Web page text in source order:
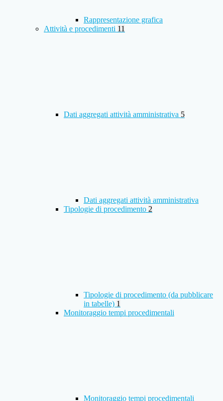
Rappresentazione grafica
Attività e procedimenti 11
Dati aggregati attività amministrativa 5
Dati aggregati attività amministrativa
Tipologie di procedimento 2
Tipologie di procedimento (da pubblicare
in tabelle) 1
Monitoraggio tempi procedimentali
Monitoraggio tempi procedimentali